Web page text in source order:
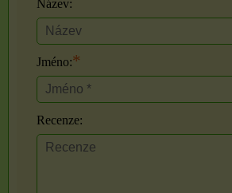
Název:
Jméno:*
Recenze: